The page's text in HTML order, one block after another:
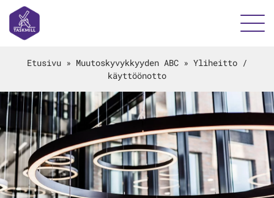
Etusivu » Muutoskyvykkyyden ABC » Yliheitto /
käyttöönotto